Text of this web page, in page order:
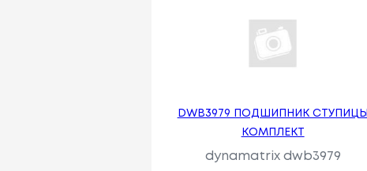
DWB3979 ПОДШИПНИК СТУПИЦЫ
КОМПЛЕКТ
dynamatrix dwb3979